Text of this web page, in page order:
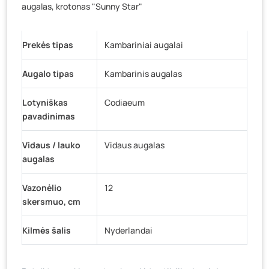
Pramonės g. 6E, Šilutė- 0 vienetų
Luokės g. 82, Telšiai- 1 vienetas
Veteranų g. 11, Visaginas- 0 vienetų
Baravykų g. 1, Druskininkai
- 0 vienetų
Vilniaus g. 89D, Ukmergė- 0 vienetų
K. Donelaičio g. 17, Rokiškis
augalas, krotonas "Sunny Star"
Prekės tipas Kambariniai augalai
Augalo tipas Kambarinis augalas
Lotyniškas
pavadinimas
Codiaeum
Vidaus / lauko
augalas
Vidaus augalas
Vazonėlio
skersmuo, cm
12
Kilmės šalis Nyderlandai